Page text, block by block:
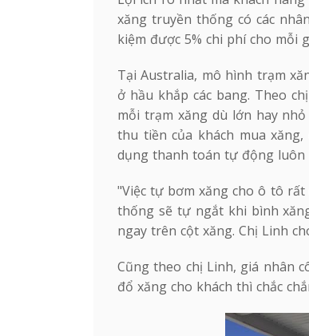
xăng truyền thống có các
kiệm được 5% chi phí cho mỗi
Tại Australia, mô hình trạm
ở hầu khắp các bang. Theo
mỗi trạm xăng dù lớn hay
thu tiền của khách mua
dụng thanh toán tự động luôn
"Việc tự bơm xăng cho ô tô
thống sẽ tự ngắt khi bình
ngay trên cột xăng. Chị Linh
Cũng theo chị Linh, giá nhân
đổ xăng cho khách thì chắc